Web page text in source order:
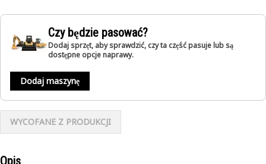
Czy będzie pasować?
Dodaj sprzęt, aby sprawdzić, czy ta część pasuje lub są
dostępne opcje naprawy.
Dodaj maszynę
WYCOFANE Z PRODUKCJI
Opis